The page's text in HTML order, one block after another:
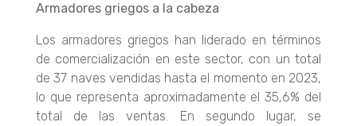
Armadores griegos a la cabeza
Los armadores griegos han liderado en términos
de comercialización en este sector, con un total
de 37 naves vendidas hasta el momento en 2023,
lo que representa aproximadamente el 35,6% del
total de las ventas. En segundo lugar, se